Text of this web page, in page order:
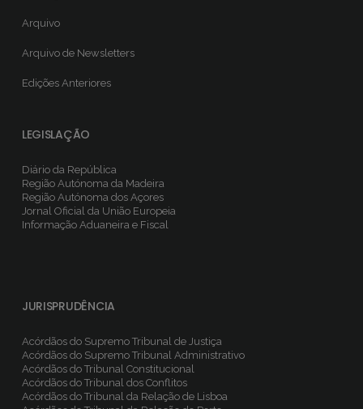
Arquivo
Arquivo de Newsletters
Edições Anteriores
LEGISLAÇÃO
Diário da República
Região Autónoma da Madeira
Região Autónoma dos Açores
Jornal Oficial da União Europeia
Informação Aduaneira e Fiscal
JURISPRUDÊNCIA
Acórdãos do Supremo Tribunal de Justiça
Acórdãos do Supremo Tribunal Administrativo
Acórdãos do Tribunal Constitucional
Acórdãos do Tribunal dos Conflitos
Acórdãos do Tribunal da Relação de Lisboa